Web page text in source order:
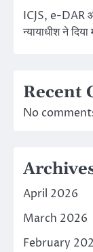
ICJS, e-DAR
न्यायाधीश ने दिया
Recent
No
April 2026
March 2026
February